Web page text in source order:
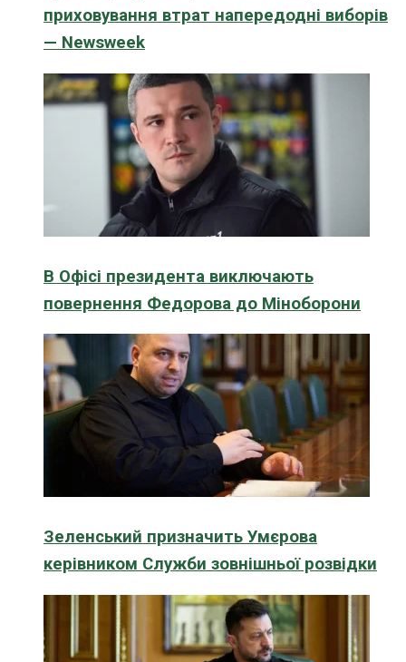
приховування втрат напередодні виборів
— Newsweek
В Офісі президента виключають
повернення Федорова до Міноборони
Зеленський призначить Умєрова
керівником Служби зовнішньої розвідки